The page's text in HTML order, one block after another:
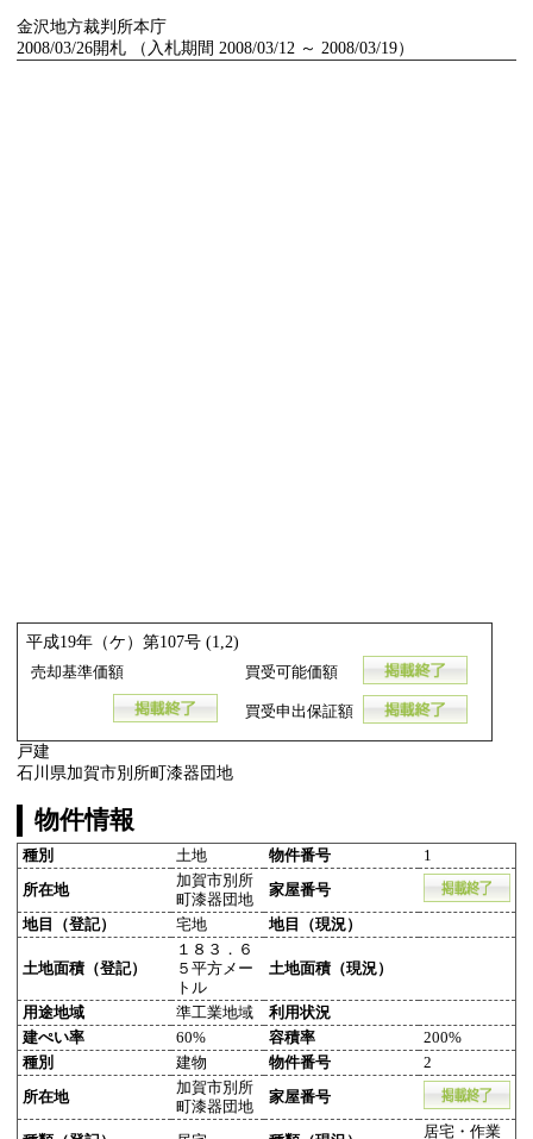
金沢地方裁判所本庁
2008/03/26開札 （入札期間 2008/03/12 ～ 2008/03/19）
平成19年（ケ）第107号 (1,2)
売却基準価額 買受可能価額
買受申出保証額
戸建
石川県加賀市別所町漆器団地
物件情報
種別 土地 物件番号 1
所在地
加賀市別所
町漆器団地
家屋番号
地目（登記） 宅地 地目（現況）
土地面積（登記）
１８３．６
５平方メー
トル
土地面積（現況）
用途地域 準工業地域
利用状況
建ぺい率
60% 容積率
200%
種別
建物 物件番号 2
所在地
加賀市別所
町漆器団地
家屋番号
居宅・作業